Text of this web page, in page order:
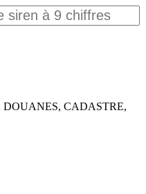
DOUANES, CADASTRE,